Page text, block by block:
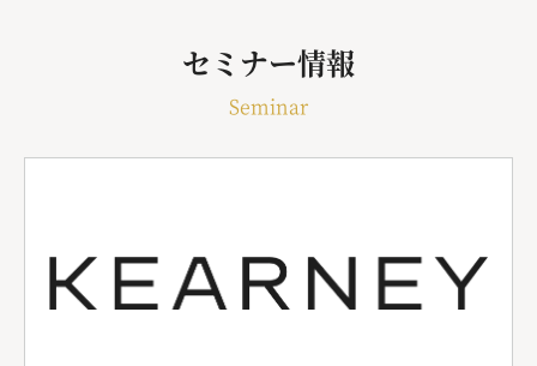
セミナー情報
Seminar